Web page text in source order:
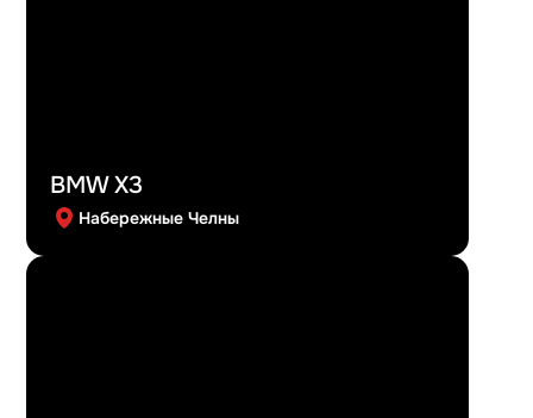
BMW X3
Набережные Челны